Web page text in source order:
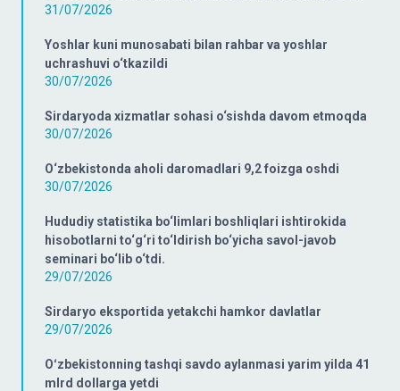
31/07/2026
Yoshlar kuni munosabati bilan rahbar va yoshlar
uchrashuvi o‘tkazildi
30/07/2026
Sirdaryoda xizmatlar sohasi o‘sishda davom etmoqda
30/07/2026
O‘zbekistonda aholi daromadlari 9,2 foizga oshdi
30/07/2026
Hududiy statistika bo‘limlari boshliqlari ishtirokida
hisobotlarni to‘g‘ri to‘ldirish bo‘yicha savol-javob
seminari bo‘lib o‘tdi.
29/07/2026
Sirdaryo eksportida yetakchi hamkor davlatlar
29/07/2026
Oʻzbekistonning tashqi savdo aylanmasi yarim yilda 41
mlrd dollarga yetdi